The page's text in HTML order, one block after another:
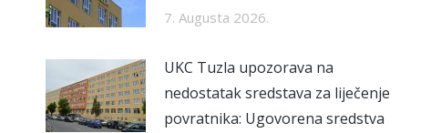
7. Augusta 2026.
UKC Tuzla upozorava na
nedostatak sredstava za liječenje
povratnika: Ugovorena sredstva